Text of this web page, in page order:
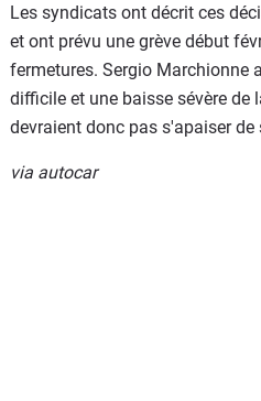
Les syndicats ont décrit ces
et ont prévu une grève début
fermetures. Sergio Marchionne
difficile et une baisse sévère de
devraient donc pas s'apaiser de
via autocar